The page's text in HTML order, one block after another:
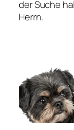
der Suche
Herrn.